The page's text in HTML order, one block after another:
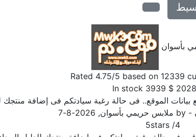
بأسوان
Rated 4.75/5 based on 12339
$
3939
In stock
الموقع.. فى حالة رغبة سيادتكم فى إضافة منتجك
- by ملابس حريمي بأسوان,
2026-8-7
4
/
5stars